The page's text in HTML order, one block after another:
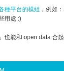
種平台的模組 ，例如
用處 :)
也能和 open data 合